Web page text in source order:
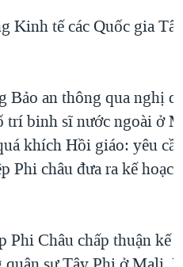
Kinh tế các Quốc gia
Bảo an thông qua nghị
trí binh sĩ nước ngoài ở
khích Hồi giáo: yêu
Phi châu đưa ra kế
Phi Châu chấp thuận kế